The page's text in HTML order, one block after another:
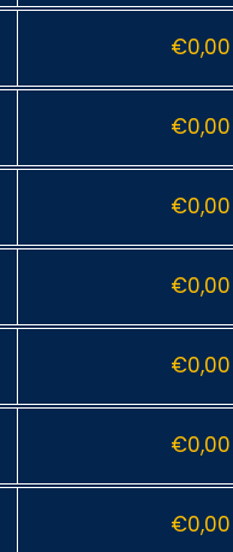
€0,00
€0,00
€0,00
€0,00
€0,00
€0,00
€0,00